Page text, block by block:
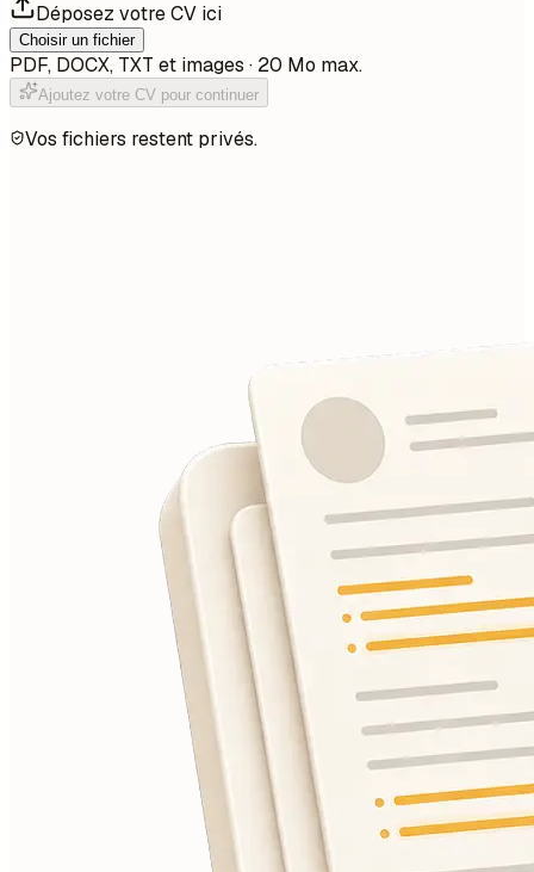
Déposez votre CV ici
Choisir un fichier
PDF, DOCX, TXT et images · 20 Mo max.
Ajoutez votre CV pour continuer
Vos fichiers restent privés.